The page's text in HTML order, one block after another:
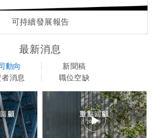
可持續發展報告
最新消息
動向
新聞稿
消息
職位空缺